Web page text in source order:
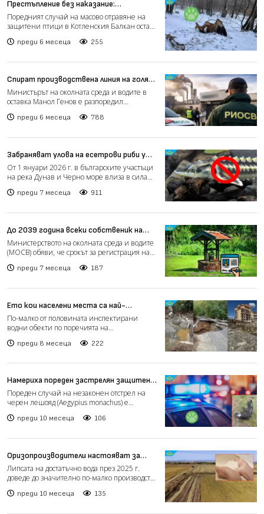
Престъпление без наказание:
Лешоядите изчезват второстепенно,
правосъдието – окончателно
Поредният случай на масово отравяне на
защитени птици в Котленския Балкан остави
преди 6 месеца 255
Спират производствена линия на голямо
предприятие във Велико Търново
Министърът на околната среда и водите в
оставка Манол Генов е разпоредил
преди 6 месеца 788
Забраняват улова на есетрови риби у
нас, ето кои са те
От 1 януари 2026 г. в българските участъци
на река Дунав и Черно море влиза в сила
преди 7 месеца 911
До 2039 година всеки собственик на
кладенец трябва да го регистрира
Министерството на околната среда и водите
(МОСВ) обяви, че срокът за регистрация на
преди 7 месеца 187
Ето кои населени места са най-
застрашени от трагедии като в
Елените
По-малко от половината инспектирани
водни обекти по поречията на
преди 8 месеца 222
Намериха пореден застрелян защитен
черен лешояд край Омуртаг
Пореден случай на незаконен отстрел на
черен лешояд (Aegypius monachus) е
преди 10 месеца 106
Оризопроизводители настояват за
спешни мерки срещу безводието (видео)
Липсата на достатъчно вода през 2025 г.
доведе до значително по-малко производство
преди 10 месеца 135